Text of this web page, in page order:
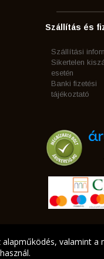
Szállítás és
Szállítási
Sikertelen
esetén
Banki fizetési
tájékoztató
alapműködés, valamint a